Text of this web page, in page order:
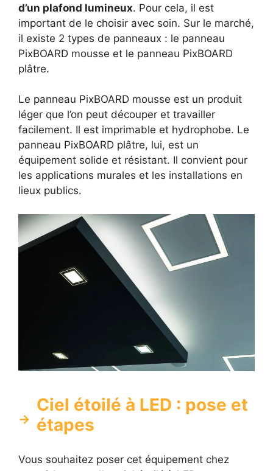
d’un plafond lumineux. Pour cela, il est
important de le choisir avec soin. Sur le marché,
il existe 2 types de panneaux : le panneau
PixBOARD mousse et le panneau PixBOARD
plâtre.
Le panneau PixBOARD mousse est un produit
léger que l’on peut découper et travailler
facilement. Il est imprimable et hydrophobe. Le
panneau PixBOARD plâtre, lui, est un
équipement solide et résistant. Il convient pour
les applications murales et les installations en
lieux publics.
Ciel étoilé à LED : pose et
étapes
Vous souhaitez poser cet équipement chez